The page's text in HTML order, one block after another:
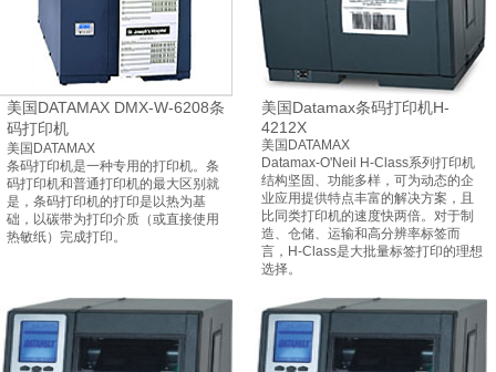
美国DATAMAX DMX-W-6208条
码打印机
美国DATAMAX
条码打印机是一种专用的打印机。条
码打印机和普通打印机的最大区别就
是，条码打印机的打印是以热为基
础，以碳带为打印介质（或直接使用
热敏纸）完成打印。
美国Datamax条码打印机H-
4212X
美国DATAMAX
Datamax-O'Neil H-Class系列打印机
结构坚固、功能多样，可为动态的企
业应用提供特点丰富的解决方案，且
比同类打印机的速度快两倍。对于制
造、仓储、运输和高分辨率标签而
言，H-Class是大批量标签打印的理想
选择。